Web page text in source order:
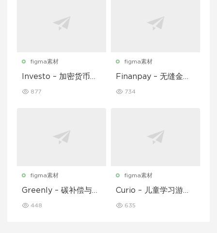
figma素材
Investo – 加密货币应
877
figma素材
Finanpay – 无缝金融
734
figma素材
Greenly – 碳补偿与废
I 套件
448
figma素材
Curio – 儿童学习游戏
635